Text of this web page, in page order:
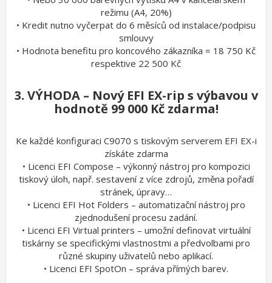
režimu (A4, 20%)
• Kredit nutno vyčerpat do 6 měsíců od instalace/podpisu
smlouvy
• Hodnota benefitu pro koncového zákazníka = 18 750 Kč
respektive 22 500 Kč
3. VÝHODA – Nový EFI EX-rip s výbavou v
hodnotě 99 000 Kč zdarma!
Ke každé konfiguraci C9070 s tiskovým serverem EFI EX-i
získáte zdarma
• Licenci EFI Compose – výkonný nástroj pro kompozici
tiskový úloh, např. sestavení z více zdrojů, změna pořadí
stránek, úpravy…
• Licenci EFI Hot Folders – automatizační nástroj pro
zjednodušení procesu zadání.
• Licenci EFI Virtual printers – umožní definovat virtuální
tiskárny se specifickými vlastnostmi a předvolbami pro
různé skupiny uživatelů nebo aplikací.
• Licenci EFI SpotOn – správa přímých barev.